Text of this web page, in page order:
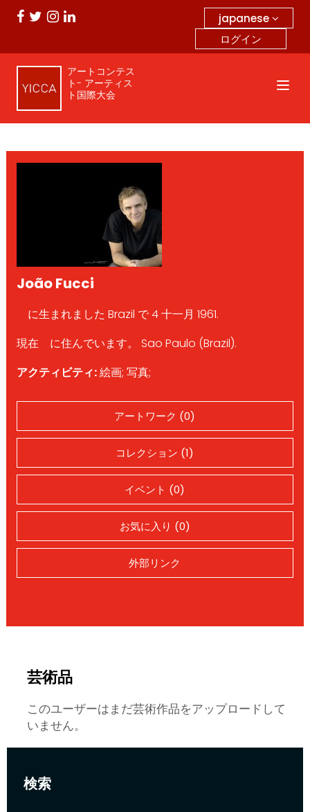
japanese
ログイン
アートコンテス
ト- アーティス
ト国際大会
検索
João Fucci
に生まれました Brazil で 4 十一月 1961.
現在 に住んでいます。 Sao Paulo (Brazil).
アクティビティ:絵画; 写真;
アートワーク (0)
コレクション (1)
イベント (0)
お気に入り (0)
外部リンク
芸術品
このユーザーはまだ芸術作品をアップロードして
いません。